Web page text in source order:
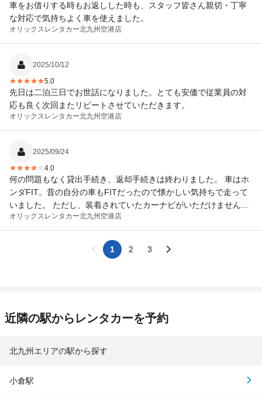
車をお借りする時もお返しした時も、スタッフ皆さん親切・丁寧
な対応で気持ちよく車を使えました。
オリックスレンタカー北九州空港店
2025/10/12
5.0
先日は二泊三日でお世話になりました。とても安価で従業員の対
応も良く次回またリピートさせていただきます。
オリックスレンタカー北九州空港店
2025/09/24
4.0
何の問題もなく貸出手続き、返却手続きは終わりました。 車はホ
ンダFIT。昔の自分の車もFITだったので懐かしい気持ちで走って
いました。 ただし、装着されていたカーナビがいただけません。
地図データが古すぎなのか、更新しいないようで、北南を普通に
逆走させられたり、目的地検索をしても、Google Mapに比べると
確実に長距離で高い高速料金となります。車はナビはついていた
けど信用性が低すぎてスマホのGoogle Mapを立ち上げたまま同時
燃費は良かったので、そこは利点ですね。
オリックスレンタカー北九州空港店
1 2 3
近隣の駅からレンタカーを予約
北九州エリアの駅から探す
小倉駅